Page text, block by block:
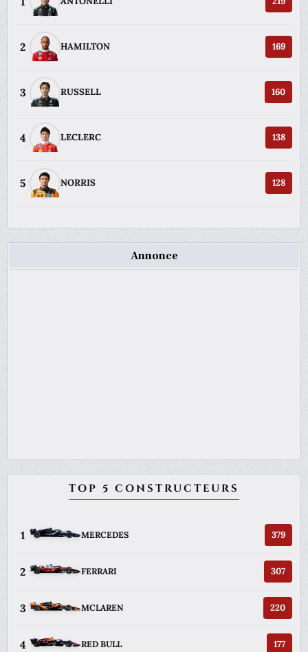
2 HAMILTON 169
3 RUSSELL 160
4 LECLERC 138
5 NORRIS 128
Annonce
TOP 5 CONSTRUCTEURS
1 MERCEDES 379
2 FERRARI 307
3 MCLAREN 220
4 RED BULL 177